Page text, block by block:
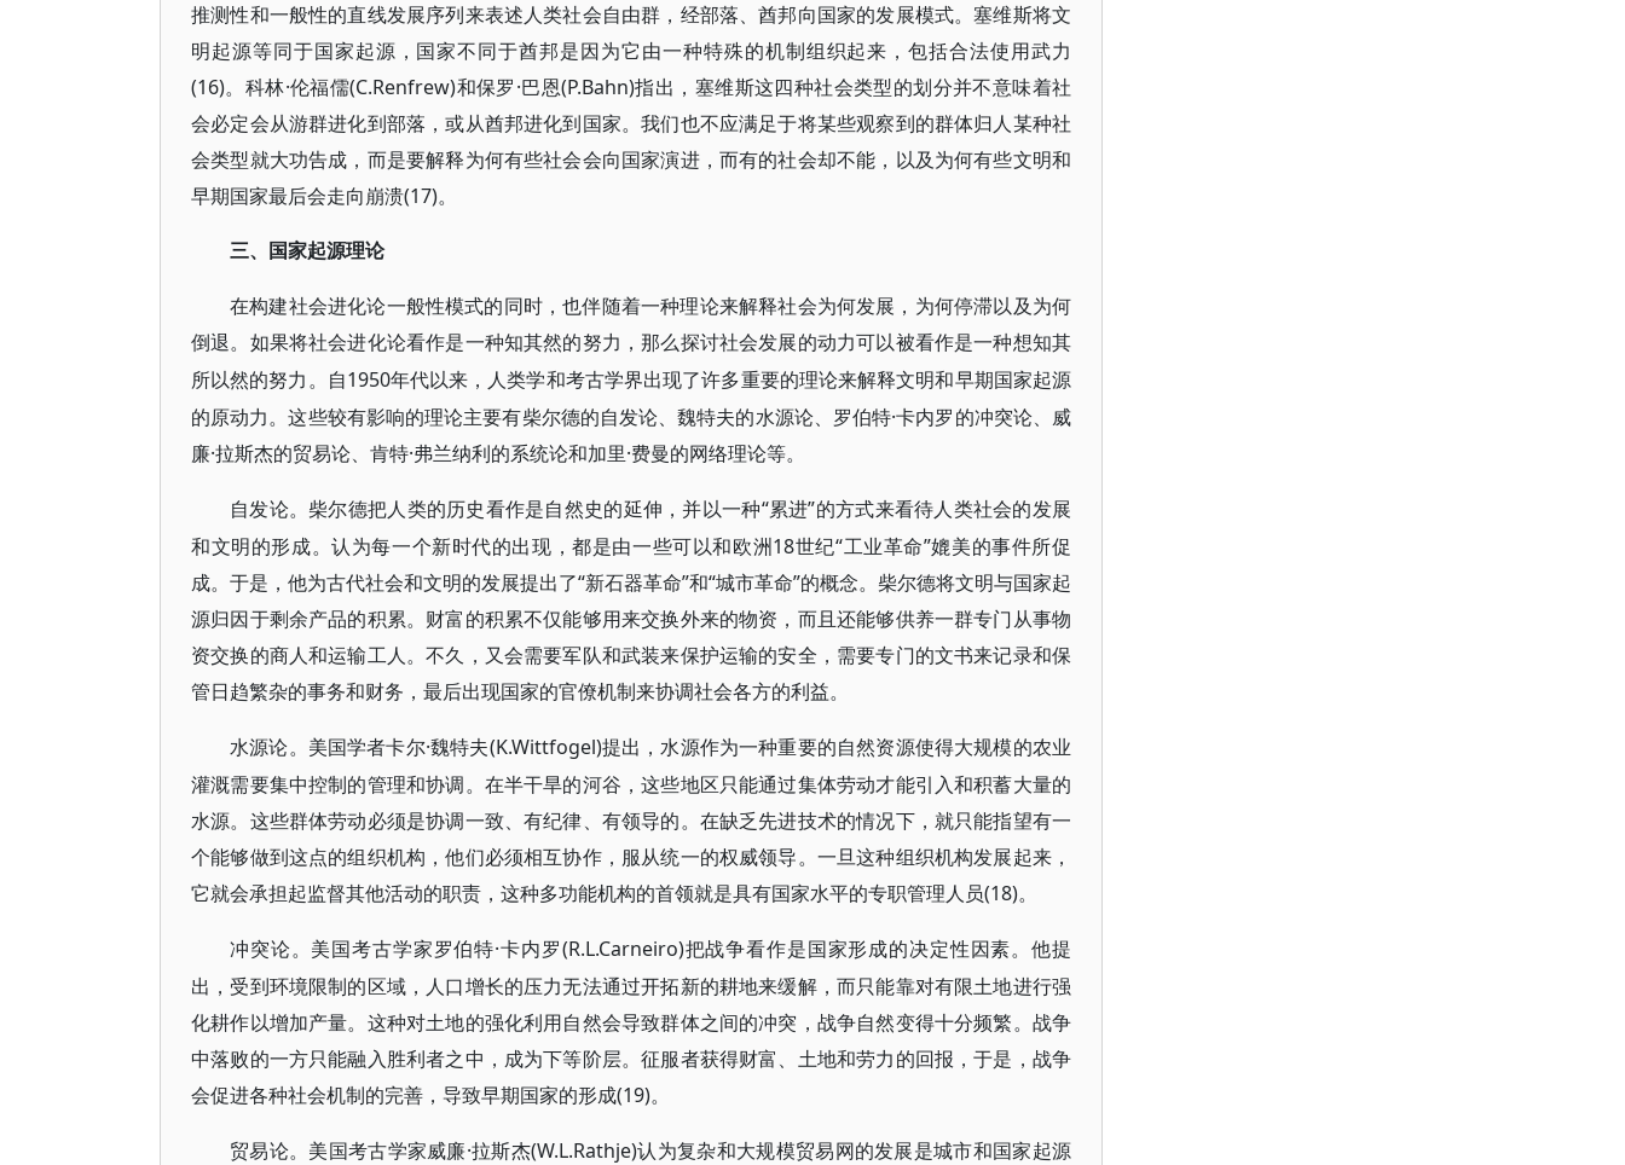
推测性和一般性的直线发展序列来表述人类社会自由群，经部落、酋邦向国家的发展模式。塞维斯将文
明起源等同于国家起源，国家不同于酋邦是因为它由一种特殊的机制组织起来，包括合法使用武力
(16)。科林·伦福儒(C.Renfrew)和保罗·巴恩(P.Bahn)指出，塞维斯这四种社会类型的划分并不意味着社
会必定会从游群进化到部落，或从酋邦进化到国家。我们也不应满足于将某些观察到的群体归人某种社
会类型就大功告成，而是要解释为何有些社会会向国家演进，而有的社会却不能，以及为何有些文明和
早期国家最后会走向崩溃(17)。
三、国家起源理论
在构建社会进化论一般性模式的同时，也伴随着一种理论来解释社会为何发展，为何停滞以及为何
倒退。如果将社会进化论看作是一种知其然的努力，那么探讨社会发展的动力可以被看作是一种想知其
所以然的努力。自1950年代以来，人类学和考古学界出现了许多重要的理论来解释文明和早期国家起源
的原动力。这些较有影响的理论主要有柴尔德的自发论、魏特夫的水源论、罗伯特·卡内罗的冲突论、威
廉·拉斯杰的贸易论、肯特·弗兰纳利的系统论和加里·费曼的网络理论等。
自发论。柴尔德把人类的历史看作是自然史的延伸，并以一种“累进”的方式来看待人类社会的发展
和文明的形成。认为每一个新时代的出现，都是由一些可以和欧洲18世纪“工业革命”媲美的事件所促
成。于是，他为古代社会和文明的发展提出了“新石器革命”和“城市革命”的概念。柴尔德将文明与国家起
源归因于剩余产品的积累。财富的积累不仅能够用来交换外来的物资，而且还能够供养一群专门从事物
资交换的商人和运输工人。不久，又会需要军队和武装来保护运输的安全，需要专门的文书来记录和保
管日趋繁杂的事务和财务，最后出现国家的官僚机制来协调社会各方的利益。
水源论。美国学者卡尔·魏特夫(K.Wittfogel)提出，水源作为一种重要的自然资源使得大规模的农业
灌溉需要集中控制的管理和协调。在半干旱的河谷，这些地区只能通过集体劳动才能引入和积蓄大量的
水源。这些群体劳动必须是协调一致、有纪律、有领导的。在缺乏先进技术的情况下，就只能指望有一
个能够做到这点的组织机构，他们必须相互协作，服从统一的权威领导。一旦这种组织机构发展起来，
它就会承担起监督其他活动的职责，这种多功能机构的首领就是具有国家水平的专职管理人员(18)。
冲突论。美国考古学家罗伯特·卡内罗(R.L.Carneiro)把战争看作是国家形成的决定性因素。他提
出，受到环境限制的区域，人口增长的压力无法通过开拓新的耕地来缓解，而只能靠对有限土地进行强
化耕作以增加产量。这种对土地的强化利用自然会导致群体之间的冲突，战争自然变得十分频繁。战争
中落败的一方只能融入胜利者之中，成为下等阶层。征服者获得财富、土地和劳力的回报，于是，战争
会促进各种社会机制的完善，导致早期国家的形成(19)。
贸易论。美国考古学家威廉·拉斯杰(W.L.Rathje)认为复杂和大规模贸易网的发展是城市和国家起源